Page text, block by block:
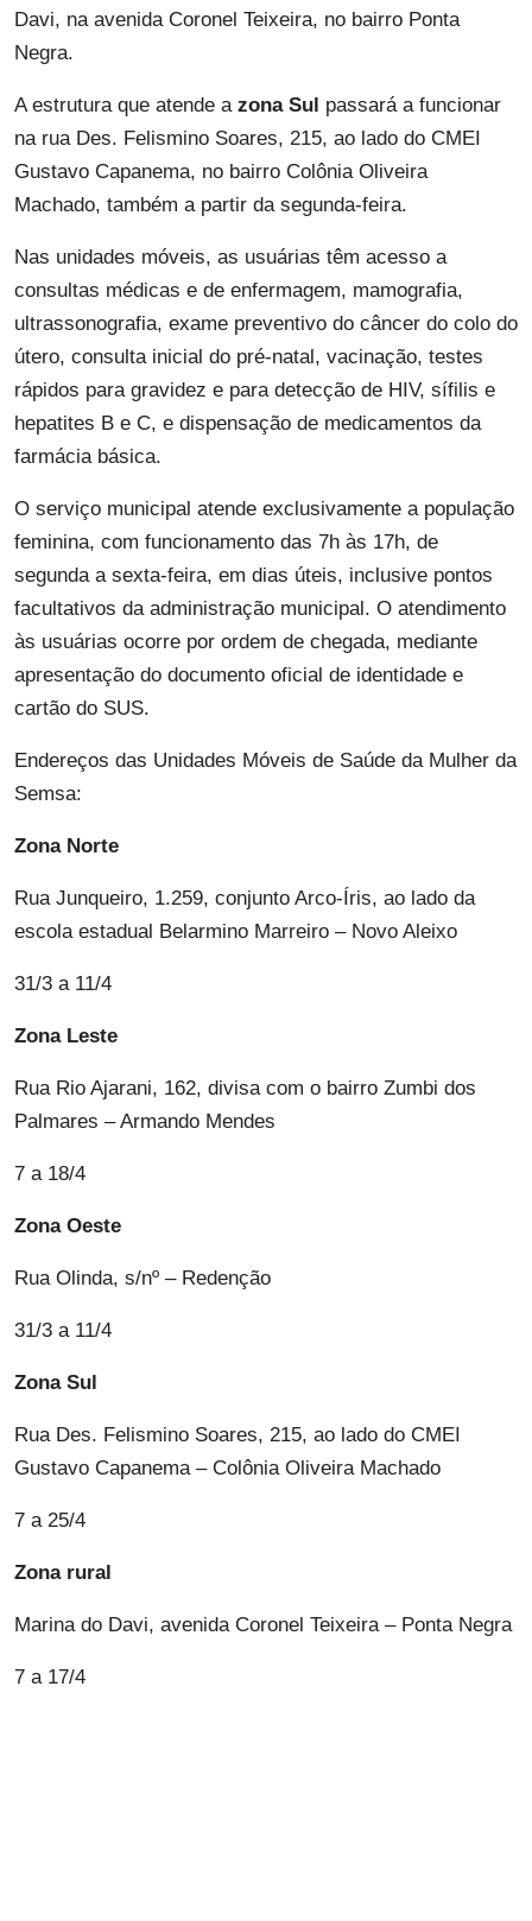
Davi, na avenida Coronel Teixeira, no bairro Ponta
Negra.
A estrutura que atende a zona Sul passará a funcionar
na rua Des. Felismino Soares, 215, ao lado do CMEI
Gustavo Capanema, no bairro Colônia Oliveira
Machado, também a partir da segunda-feira.
Nas unidades móveis, as usuárias têm acesso a
consultas médicas e de enfermagem, mamografia,
ultrassonografia, exame preventivo do câncer do colo do
útero, consulta inicial do pré-natal, vacinação, testes
rápidos para gravidez e para detecção de HIV, sífilis e
hepatites B e C, e dispensação de medicamentos da
farmácia básica.
O serviço municipal atende exclusivamente a população
feminina, com funcionamento das 7h às 17h, de
segunda a sexta-feira, em dias úteis, inclusive pontos
facultativos da administração municipal. O atendimento
às usuárias ocorre por ordem de chegada, mediante
apresentação do documento oficial de identidade e
cartão do SUS.
Endereços das Unidades Móveis de Saúde da Mulher da
Semsa:
Zona Norte
Rua Junqueiro, 1.259, conjunto Arco-Íris, ao lado da
escola estadual Belarmino Marreiro – Novo Aleixo
31/3 a 11/4
Zona Leste
Rua Rio Ajarani, 162, divisa com o bairro Zumbi dos
Palmares – Armando Mendes
7 a 18/4
Zona Oeste
Rua Olinda, s/nº – Redenção
31/3 a 11/4
Zona Sul
Rua Des. Felismino Soares, 215, ao lado do CMEI
Gustavo Capanema – Colônia Oliveira Machado
7 a 25/4
Zona rural
Marina do Davi, avenida Coronel Teixeira – Ponta Negra
7 a 17/4